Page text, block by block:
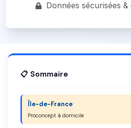
Données sécurisées
📋 Sommaire
Île-de-France
Proconcept à domicile